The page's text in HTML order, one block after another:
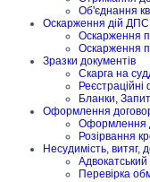
Об'єднання
Оскарження дій ДПС
Оскарження
Оскарження
Зразки документів
Скарга на
Бланки,
Оформлення
Оформлення
Розірвання
Несудимість, витяг,
Перевірка